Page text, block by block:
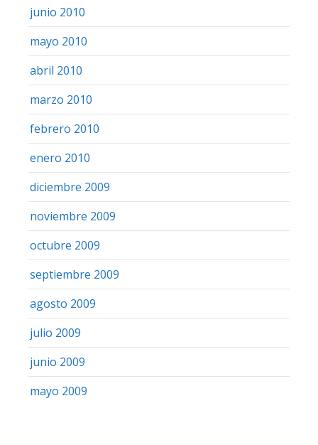
junio 2010
mayo 2010
abril 2010
marzo 2010
febrero 2010
enero 2010
diciembre 2009
noviembre 2009
octubre 2009
septiembre 2009
agosto 2009
julio 2009
junio 2009
mayo 2009